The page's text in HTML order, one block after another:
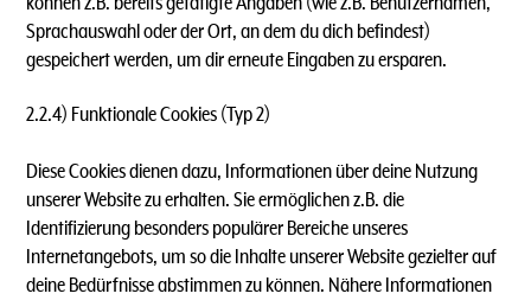
Sprachauswahl oder der Ort, an dem du dich befindest)
gespeichert werden, um dir erneute Eingaben zu ersparen.
2.2.4) Funktionale Cookies (Typ 2)
Diese Cookies dienen dazu, Informationen über deine Nutzung
unserer Website zu erhalten. Sie ermöglichen z.B. die
Identifizierung besonders populärer Bereiche unseres
Internetangebots, um so die Inhalte unserer Website gezielter auf
deine Bedürfnisse abstimmen zu können. Nähere Informationen